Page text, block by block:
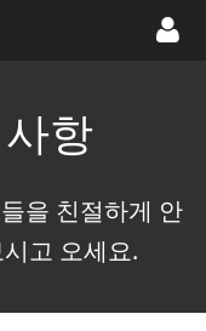
항
을 친절하게 안
고 오세요.